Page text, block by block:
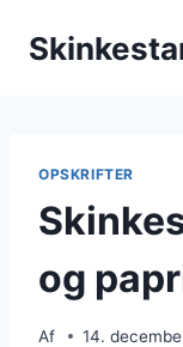
OPSKRIFTER
og
Af 14.